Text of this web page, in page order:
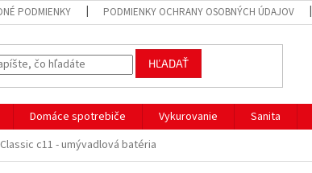
PODMIENKY PODMIENKY OCHRANY OSOBNÝCH ÚDAJOV
HĽADAŤ
Domáce spotrebiče Vykurovanie Sanita
c11 - umývadlová batéria